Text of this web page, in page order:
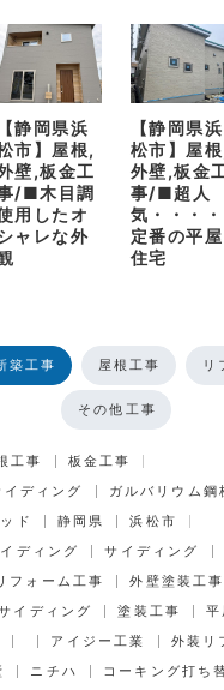
【静岡県浜
市】屋根,
壁,板金工
/■木目調
用したオ
ャレな外
【静岡県浜
松市】屋
外壁,板金
事/■超人
気・・・・
定番の平屋
住宅
築工事 屋根工事 リ
その他工事
工事
板金工事
ディング
ガルバリウム鋼
ド
静岡県
浜松市
ディング
サイディング
フォーム工事 外壁塗装工事
イディング 塗装工事
平
アイジー工業 外装リ
ニチハ
コーキング打ち